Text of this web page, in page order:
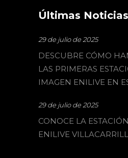
Últimas Noticias
29 de julio de 2025
DESCUBRE CÓMO
LAS PRIMERAS
IMAGEN ENILIVE EN
29 de julio de 2025
CONOCE LA
ENILIVE